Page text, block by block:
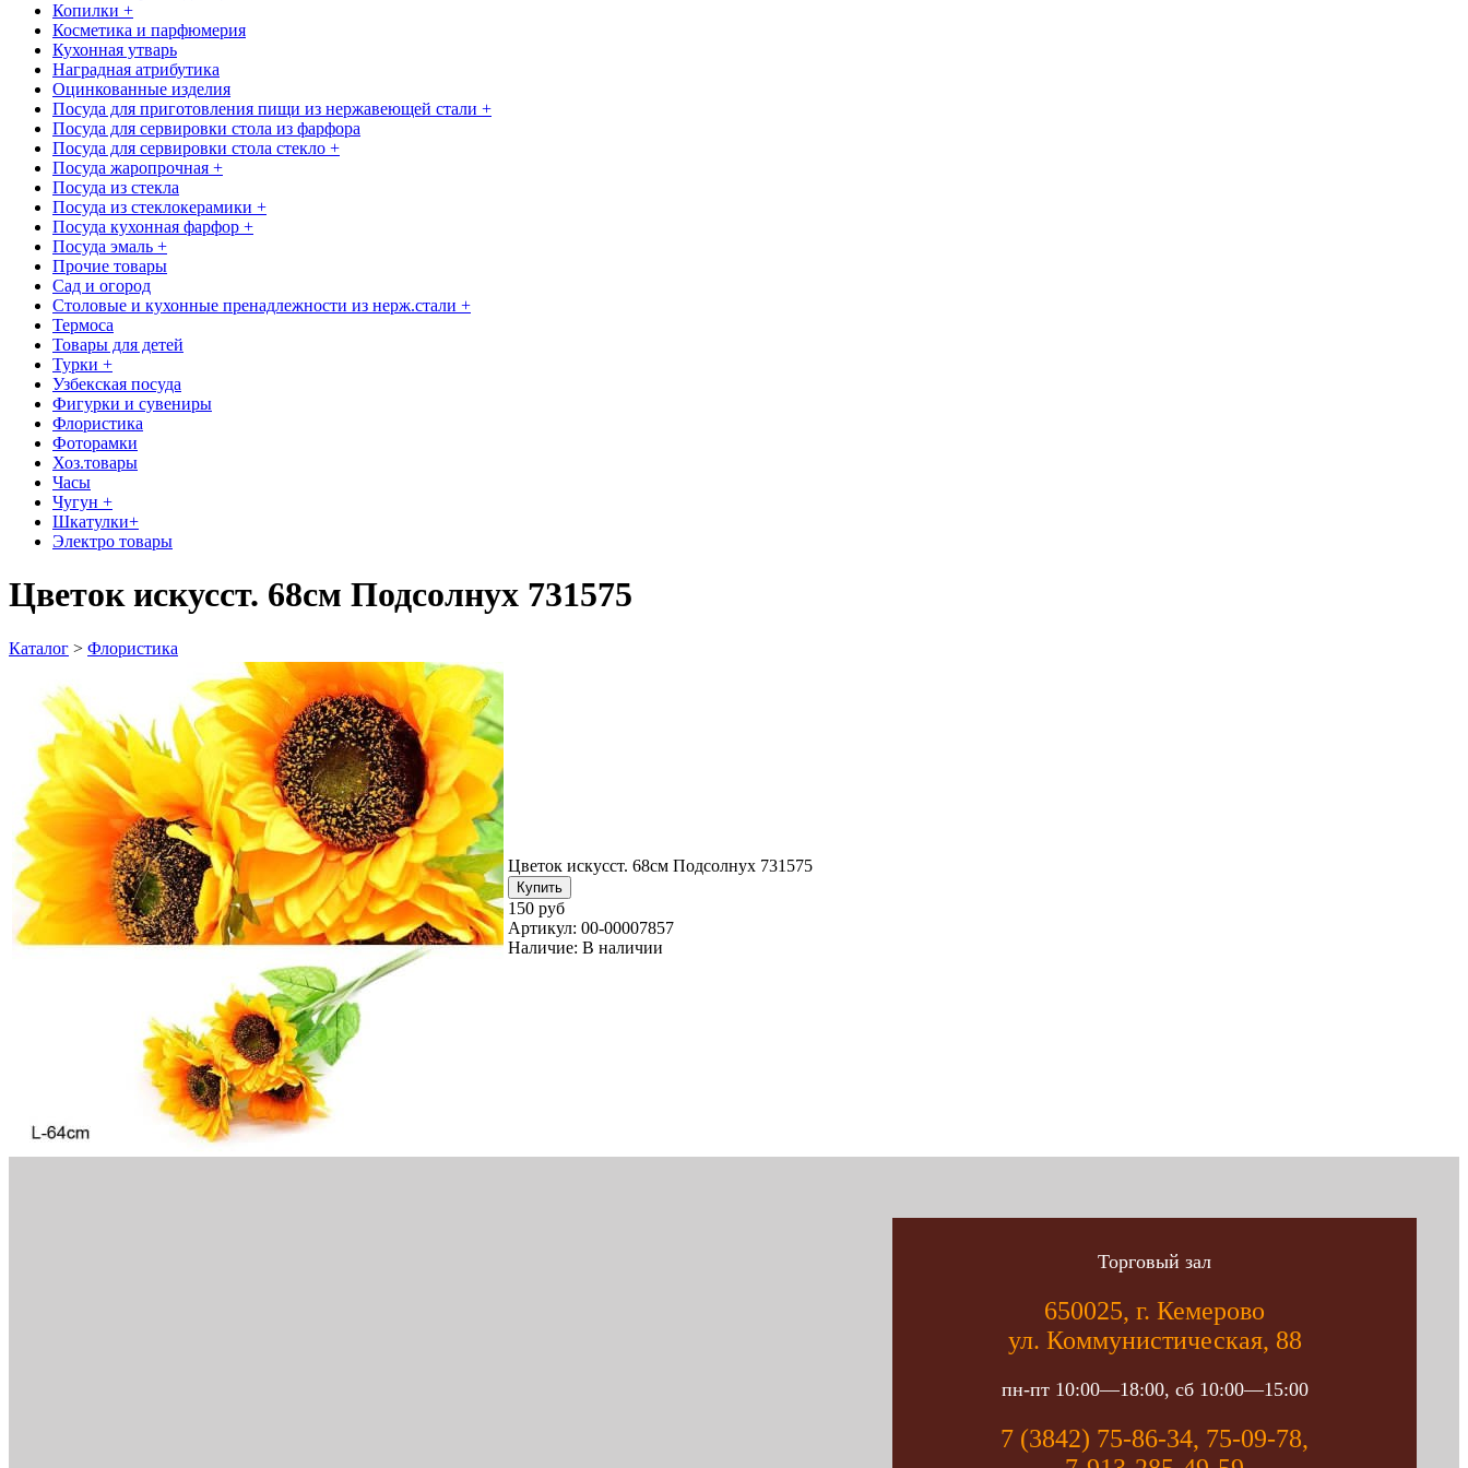
Копилки +
Косметика и парфюмерия
Кухонная утварь
Наградная атрибутика
Оцинкованные изделия
Посуда для приготовления пищи из нержавеющей стали +
Посуда для сервировки стола из фарфора
Посуда для сервировки стола стекло +
Посуда жаропрочная +
Посуда из стекла
Посуда из стеклокерамики +
Посуда кухонная фарфор +
Посуда эмаль +
Прочие товары
Сад и огород
Столовые и кухонные пренадлежности из нерж.стали +
Термоса
Товары для детей
Турки +
Узбекская посуда
Фигурки и сувениры
Флористика
Фоторамки
Хоз.товары
Часы
Чугун +
Шкатулки+
Электро товары
Цветок искусст. 68см Подсолнух 731575
Каталог > Флористика
Цветок искусст. 68см Подсолнух 731575
150 руб
Артикул: 00-00007857
Наличие: В наличии
Торговый зал
650025, г. Кемерово
ул. Коммунистическая, 88
пн-пт 10:00—18:00, сб 10:00—15:00
7 (3842) 75-86-34, 75-09-78,